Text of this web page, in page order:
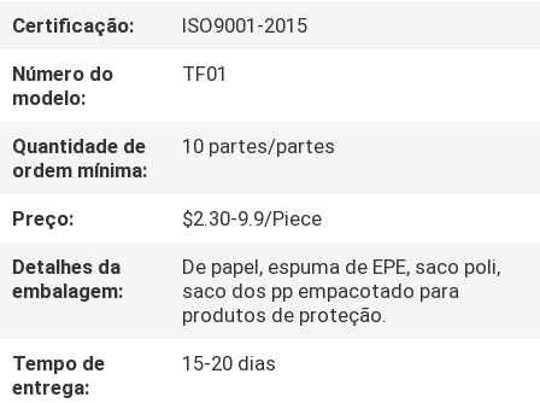
VISITA
À
FÁBRICA
CONTROLE
DE
QUALIDADE
CONTACTE-
NOS
Certificação:
ISO9001-2015
Número do
modelo:
TF01
Quantidade de
ordem mínima:
10 partes/partes
Preço:
$2.30-9.9/Piece
Detalhes da
embalagem:
De papel, espuma de EPE, saco poli,
saco dos pp empacotado para
produtos de proteção.
Tempo de
entrega:
15-20 dias